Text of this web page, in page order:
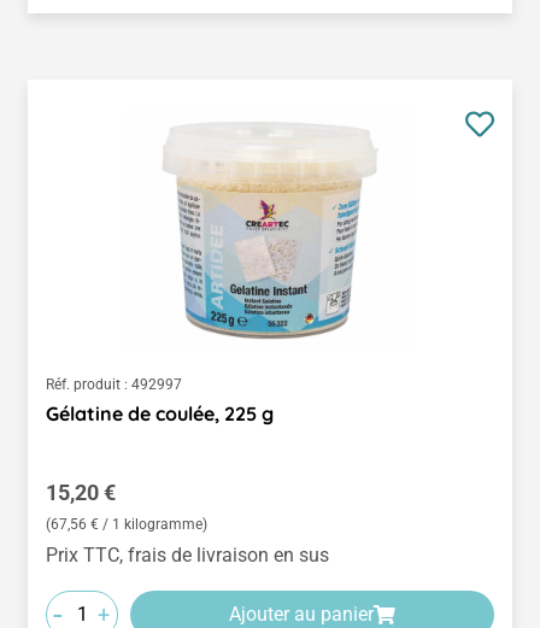
Réf. produit : 492997
Gélatine de coulée, 225 g
Prix régulier :
15,20 €
(67,56 € / 1 kilogramme)
Prix TTC, frais de livraison en sus
- + Ajouter au panier